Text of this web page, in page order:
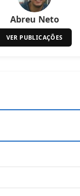
Abreu Neto
VER PUBLICAÇÕES